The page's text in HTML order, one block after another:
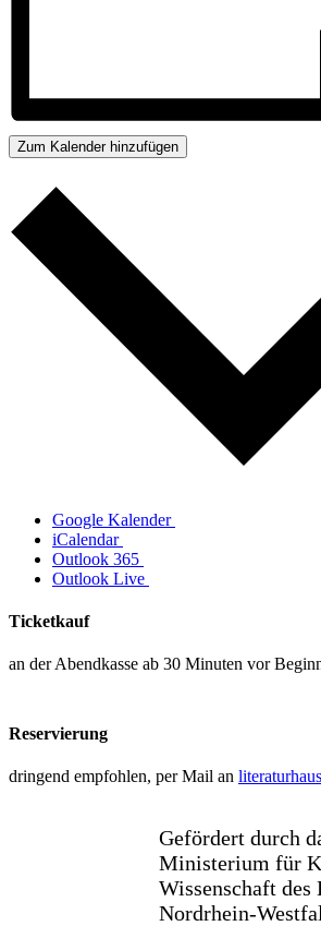
Zum Kalender hinzufügen
Google Kalender
iCalendar
Outlook 365
Outlook Live
Ticketkauf
an der Abendkasse ab 30 Minuten vor
Reservierung
dringend empfohlen, per Mail an
Gefördert durch
Ministerium für
Wissenschaft des
Nordrhein-